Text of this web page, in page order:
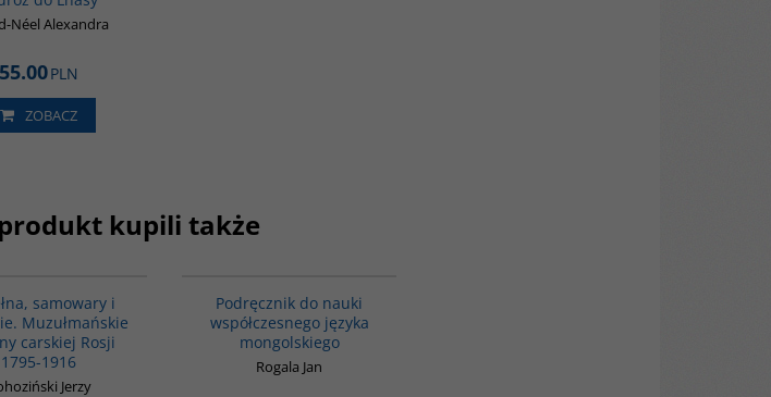
Néel Alexandra
55.00PLN
ZOBACZ
kupili także
samowary i
Muzułmańskie
carskiej Rosji
1795-1916
Jerzy
Podręcznik do nauki
współczesnego języka
mongolskiego
Rogala Jan